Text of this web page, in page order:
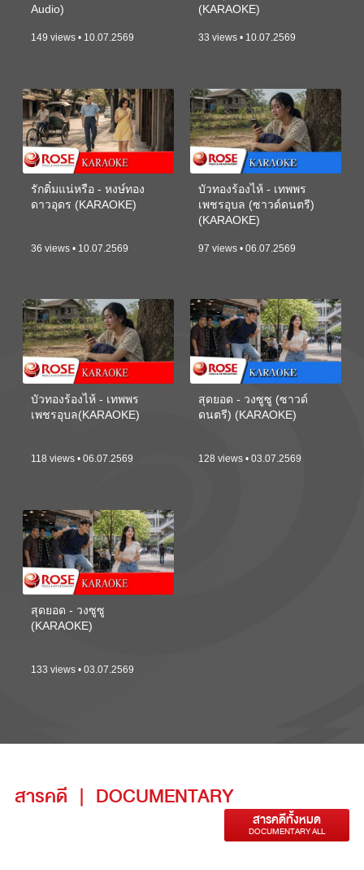
Audio)
149 views • 10.07.2569
(KARAOKE)
33 views • 10.07.2569
รักติ๋มแน่หรือ - หงษ์ทอง
ดาวอุดร (KARAOKE)
36 views • 10.07.2569
บัวทองร้องไห้ - เทพพร
เพชรอุบล (ซาวด์ดนตรี)
(KARAOKE)
97 views • 06.07.2569
บัวทองร้องไห้ - เทพพร
เพชรอุบล(KARAOKE)
118 views • 06.07.2569
สุดยอด - วงซูซู (ซาวด์
ดนตรี) (KARAOKE)
128 views • 03.07.2569
สุดยอด - วงซูซู
(KARAOKE)
133 views • 03.07.2569
สารคดี | DOCUMENTARY
สารคดีทั้งหมด
DOCUMENTARY ALL